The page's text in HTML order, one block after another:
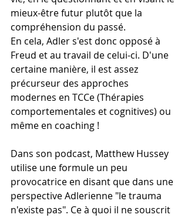
mieux-être futur plutôt que la
compréhension du passé.
En cela, Adler s'est donc opposé à
Freud et au travail de celui-ci. D'une
certaine manière, il est assez
précurseur des approches
modernes en TCCe (Thérapies
comportementales et cognitives) ou
même en coaching !
Dans son podcast, Matthew Hussey
utilise une formule un peu
provocatrice en disant que dans une
perspective Adlerienne "le trauma
n'existe pas". Ce à quoi il ne souscrit